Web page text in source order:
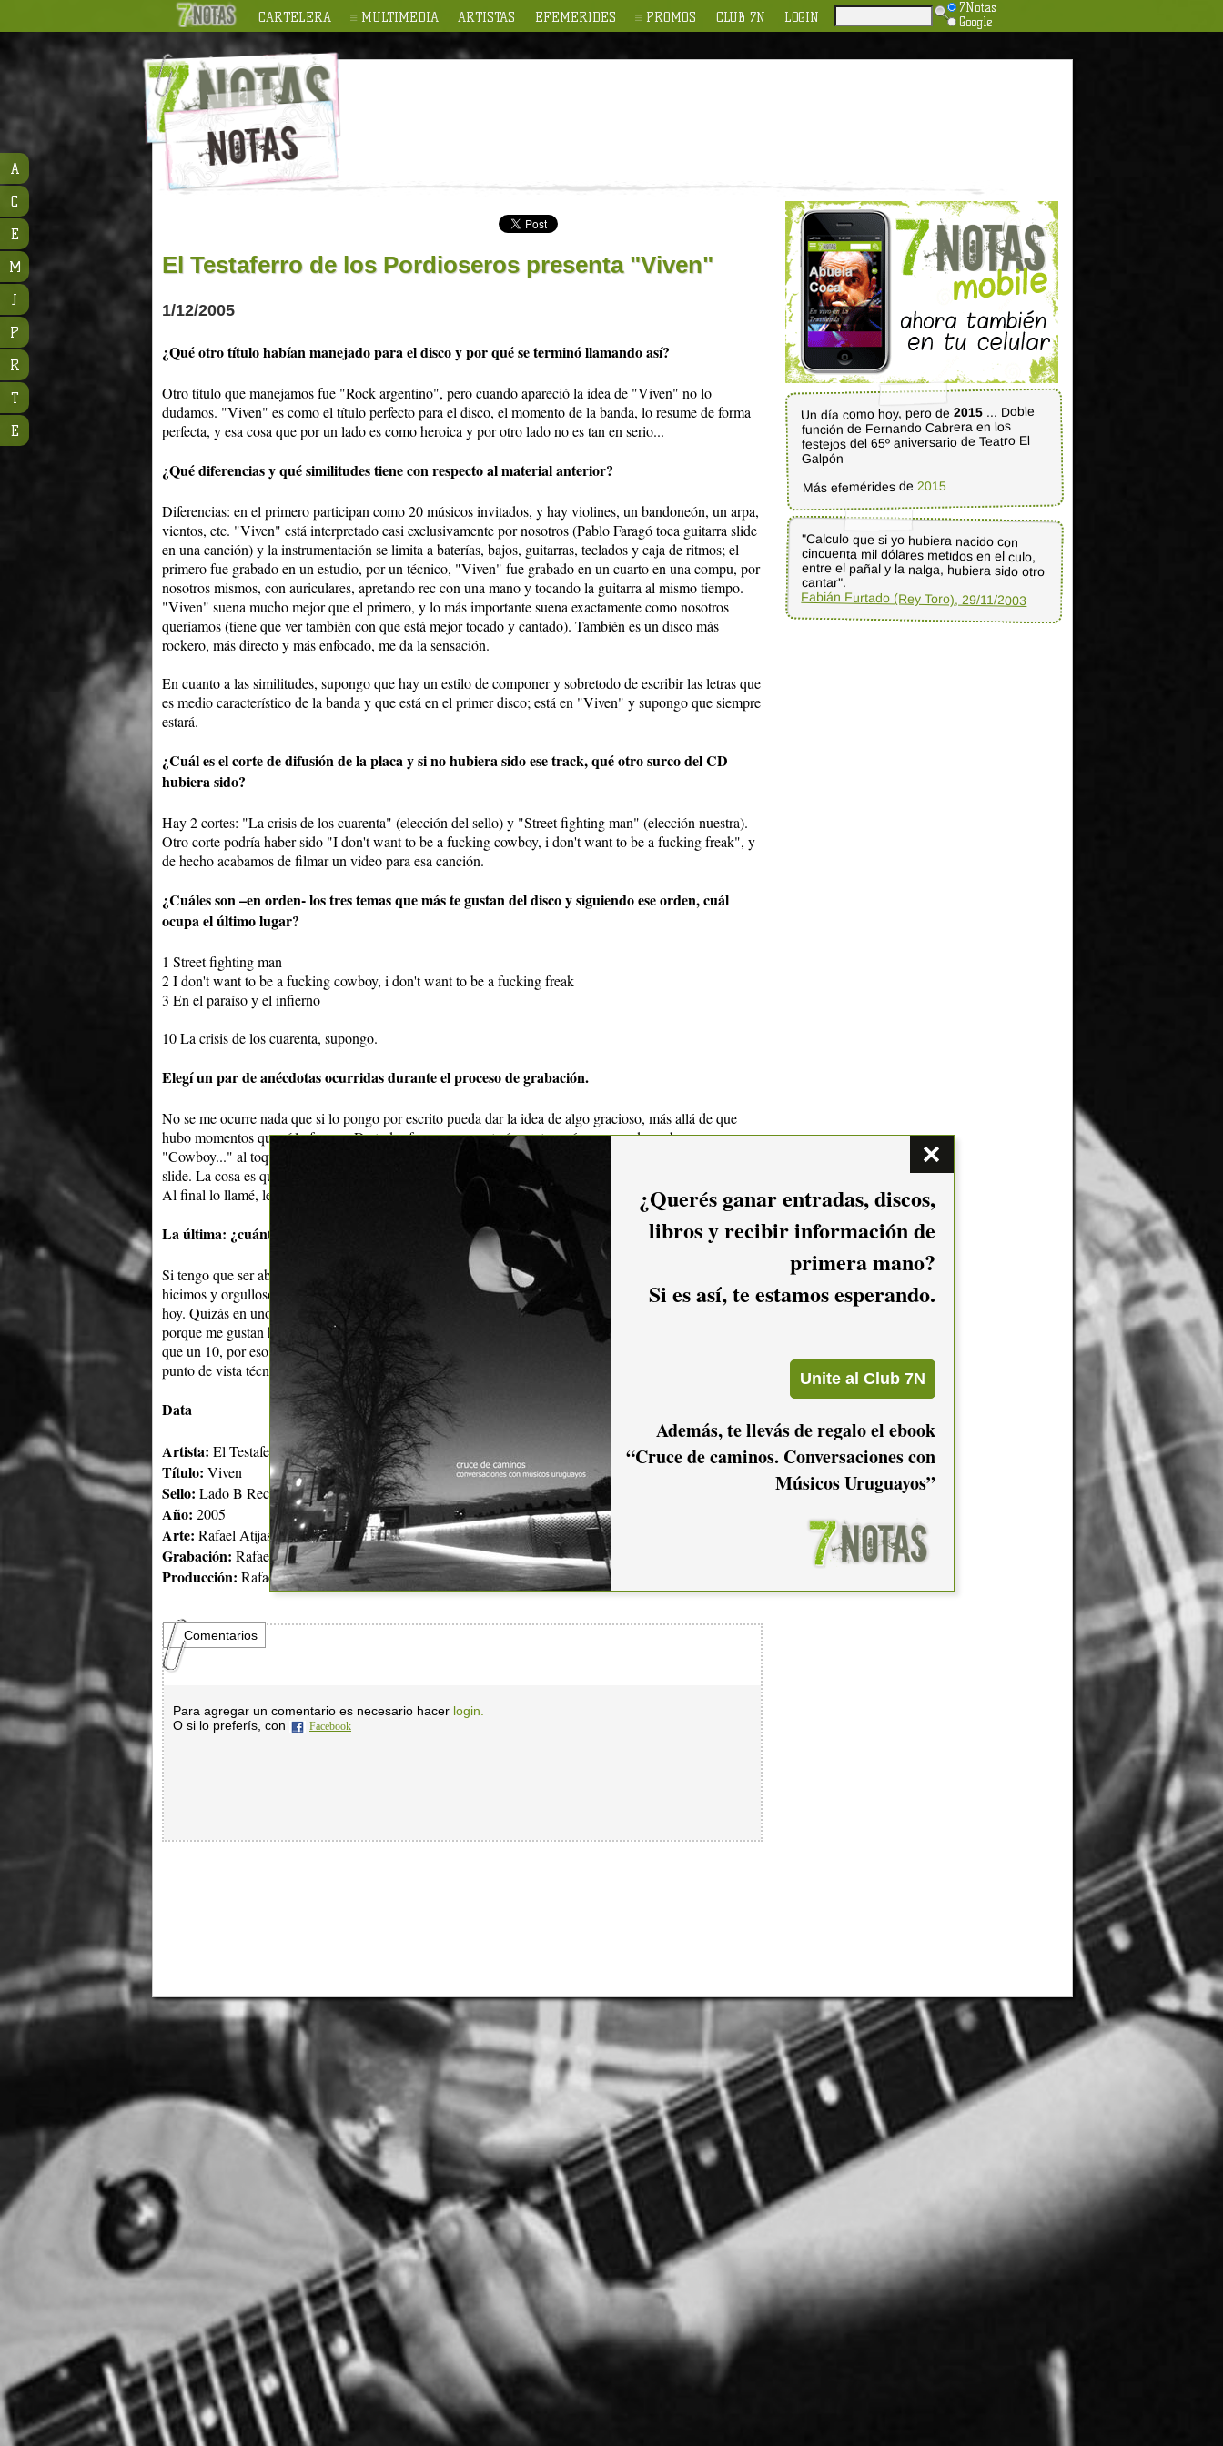
CARTELERA MULTIMEDIA ARTISTAS EFEMERIDES PROMOS CLUB 7N LOGIN
7Notas
Google
El Testaferro de los Pordioseros presenta "Viven"
1/12/2005
¿Qué otro título habían manejado para el disco y por qué se terminó llamando así?
Otro título que manejamos fue "Rock argentino", pero cuando apareció la idea de "Viven" no lo
dudamos. "Viven" es como el título perfecto para el disco, el momento de la banda, lo resume de forma
perfecta, y esa cosa que por un lado es como heroica y por otro lado no es tan en serio...
¿Qué diferencias y qué similitudes tiene con respecto al material anterior?
Diferencias: en el primero participan como 20 músicos invitados, y hay violines, un bandoneón, un arpa,
vientos, etc. "Viven" está interpretado casi exclusivamente por nosotros (Pablo Faragó toca guitarra slide
en una canción) y la instrumentación se limita a baterías, bajos, guitarras, teclados y caja de ritmos; el
primero fue grabado en un estudio, por un técnico, "Viven" fue grabado en un cuarto en una compu, por
nosotros mismos, con auriculares, apretando rec con una mano y tocando la guitarra al mismo tiempo.
"Viven" suena mucho mejor que el primero, y lo más importante suena exactamente como nosotros
queríamos (tiene que ver también con que está mejor tocado y cantado). También es un disco más
rockero, más directo y más enfocado, me da la sensación.
En cuanto a las similitudes, supongo que hay un estilo de componer y sobretodo de escribir las letras que
es medio característico de la banda y que está en el primer disco; está en "Viven" y supongo que siempre
estará.
¿Cuál es el corte de difusión de la placa y si no hubiera sido ese track, qué otro surco del CD
hubiera sido?
Hay 2 cortes: "La crisis de los cuarenta" (elección del sello) y "Street fighting man" (elección nuestra).
Otro corte podría haber sido "I don't want to be a fucking cowboy, i don't want to be a fucking freak", y
de hecho acabamos de filmar un video para esa canción.
¿Cuáles son –en orden- los tres temas que más te gustan del disco y siguiendo ese orden, cuál
ocupa el último lugar?
1 Street fighting man
2 I don't want to be a fucking cowboy, i don't want to be a fucking freak
3 En el paraíso y el infierno
10 La crisis de los cuarenta, supongo.
Elegí un par de anécdotas ocurridas durante el proceso de grabación.
No se me ocurre nada que si lo pongo por escrito pueda dar la idea de algo gracioso, más allá de que
hubo momentos que sí lo fueron. De todas formas me gustaría contar acá que cuando grabamos
"Cowboy..." al toque pensé en que estaría muy bueno llamar a Pablo Faragó a que metiera una viola
slide. La cosa es que desde que se me ocurrió esa idea hasta que me animé a llamarlo pasó casi un año!!!
Al final lo llamé, le conté y de una me dijo que sí y allá fuimos a su casa y fue una sesión mágica.
La última: ¿cuántas estrellas le darías? Fundamente su respuesta.
Si tengo que ser absolutamente sincero le daría 4 estrellas y media. Estoy enamorado del disco que
hicimos y orgulloso de cómo lo hicimos. Es la verdad, por lo menos desde que lo hicimos hasta el día de
hoy. Quizás en unos años no me guste, pero ahora no le cambiaría nada, no porque sea perfecto, sino
porque me gustan hasta sus defectos. Como soy fan de Charly, adhiero a su idea de que es mejor ser un 9
que un 10, por eso le doy 4 1/2 estellas. Hasta ahí fundamento, después ponerme a elogiar desde un
punto de vista técnico las letras o músicas que nosotros mismos hicimos, ya sería demasiado...
Data
Artista: El Testaferro de los Pordioseros
Título: Viven
Sello: Lado B Records
Año: 2005
Arte: Rafael Atijas
Grabación: Rafael Atijas, César Lamschtein y Julio Berta
Producción: Rafael Atijas
Comentarios
Para agregar un comentario es necesario hacer login.
O si lo preferís, con
Facebook
Un día como hoy, pero de2015 ... Doble
función de Fernando Cabrera en los
festejos del 65º aniversario de Teatro El
Galpón
Más efemérides de 2015
"Calculo que si yo hubiera nacido con
cincuenta mil dólares metidos en el culo,
entre el pañal y la nalga, hubiera sido otro
cantar".
Fabián Furtado (Rey Toro), 29/11/2003
A
C
E
M
J
P
R
T
E
¿Querés ganar entradas, discos,
libros y recibir información de
primera mano?
Si es así, te estamos esperando.
Además, te llevás de regalo el ebook
“Cruce de caminos. Conversaciones con
Músicos Uruguayos”